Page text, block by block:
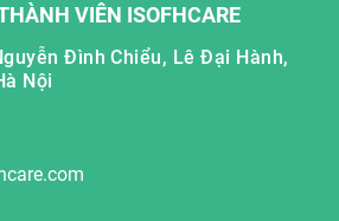
VIÊN ISOFHCARE
Đình Chiểu, Lê Đại Hành,
Nội